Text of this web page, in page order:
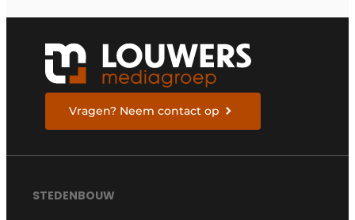
Vragen? Neem contact op
STEDENBOUW